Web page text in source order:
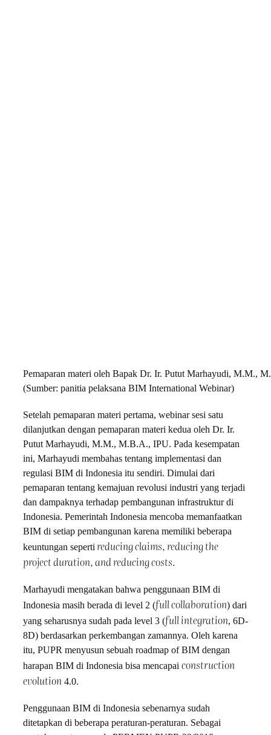
Pemaparan materi oleh Bapak Dr. Ir. Putut Marhayudi, M.M.,
(Sumber: panitia pelaksana BIM International Webinar)
Setelah pemaparan materi pertama, webinar sesi satu
dilanjutkan dengan pemaparan materi kedua oleh Dr. Ir.
Putut Marhayudi, M.M., M.B.A., IPU. Pada kesempatan
ini, Marhayudi membahas tentang implementasi dan
regulasi BIM di Indonesia itu sendiri. Dimulai dari
pemaparan tentang kemajuan revolusi industri yang terjadi
dan dampaknya terhadap pembangunan infrastruktur di
Indonesia. Pemerintah Indonesia mencoba memanfaatkan
BIM di setiap pembangunan karena memiliki beberapa
keuntungan sepertireducing claims, reducing the
project duration, and reducing costs.
Marhayudi mengatakan bahwa penggunaan BIM di
Indonesia masih berada di level 2 (full collaboration) dari
yang seharusnya sudah pada level 3 (full integration, 6D-
8D) berdasarkan perkembangan zamannya. Oleh karena
itu, PUPR menyusun sebuah roadmap of BIM dengan
harapan BIM di Indonesia bisa mencapai construction
evolution 4.0.
Penggunaan BIM di Indonesia sebenarnya sudah
ditetapkan di beberapa peraturan-peraturan. Sebagai